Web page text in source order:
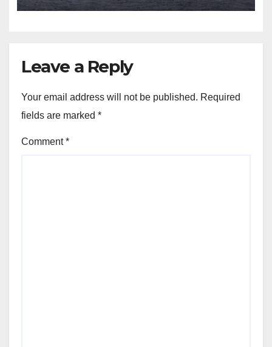
Leave a Reply
Your email address will not be published. Required
fields are marked *
Comment*